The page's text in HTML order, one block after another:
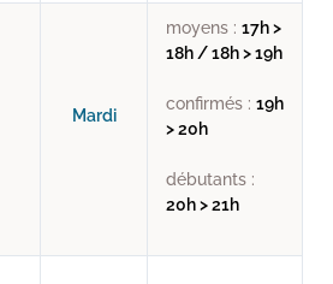
Mardi
moyens : 17h >
18h / 18h > 19h
confirmés : 19h
> 20h
débutants :
20h > 21h